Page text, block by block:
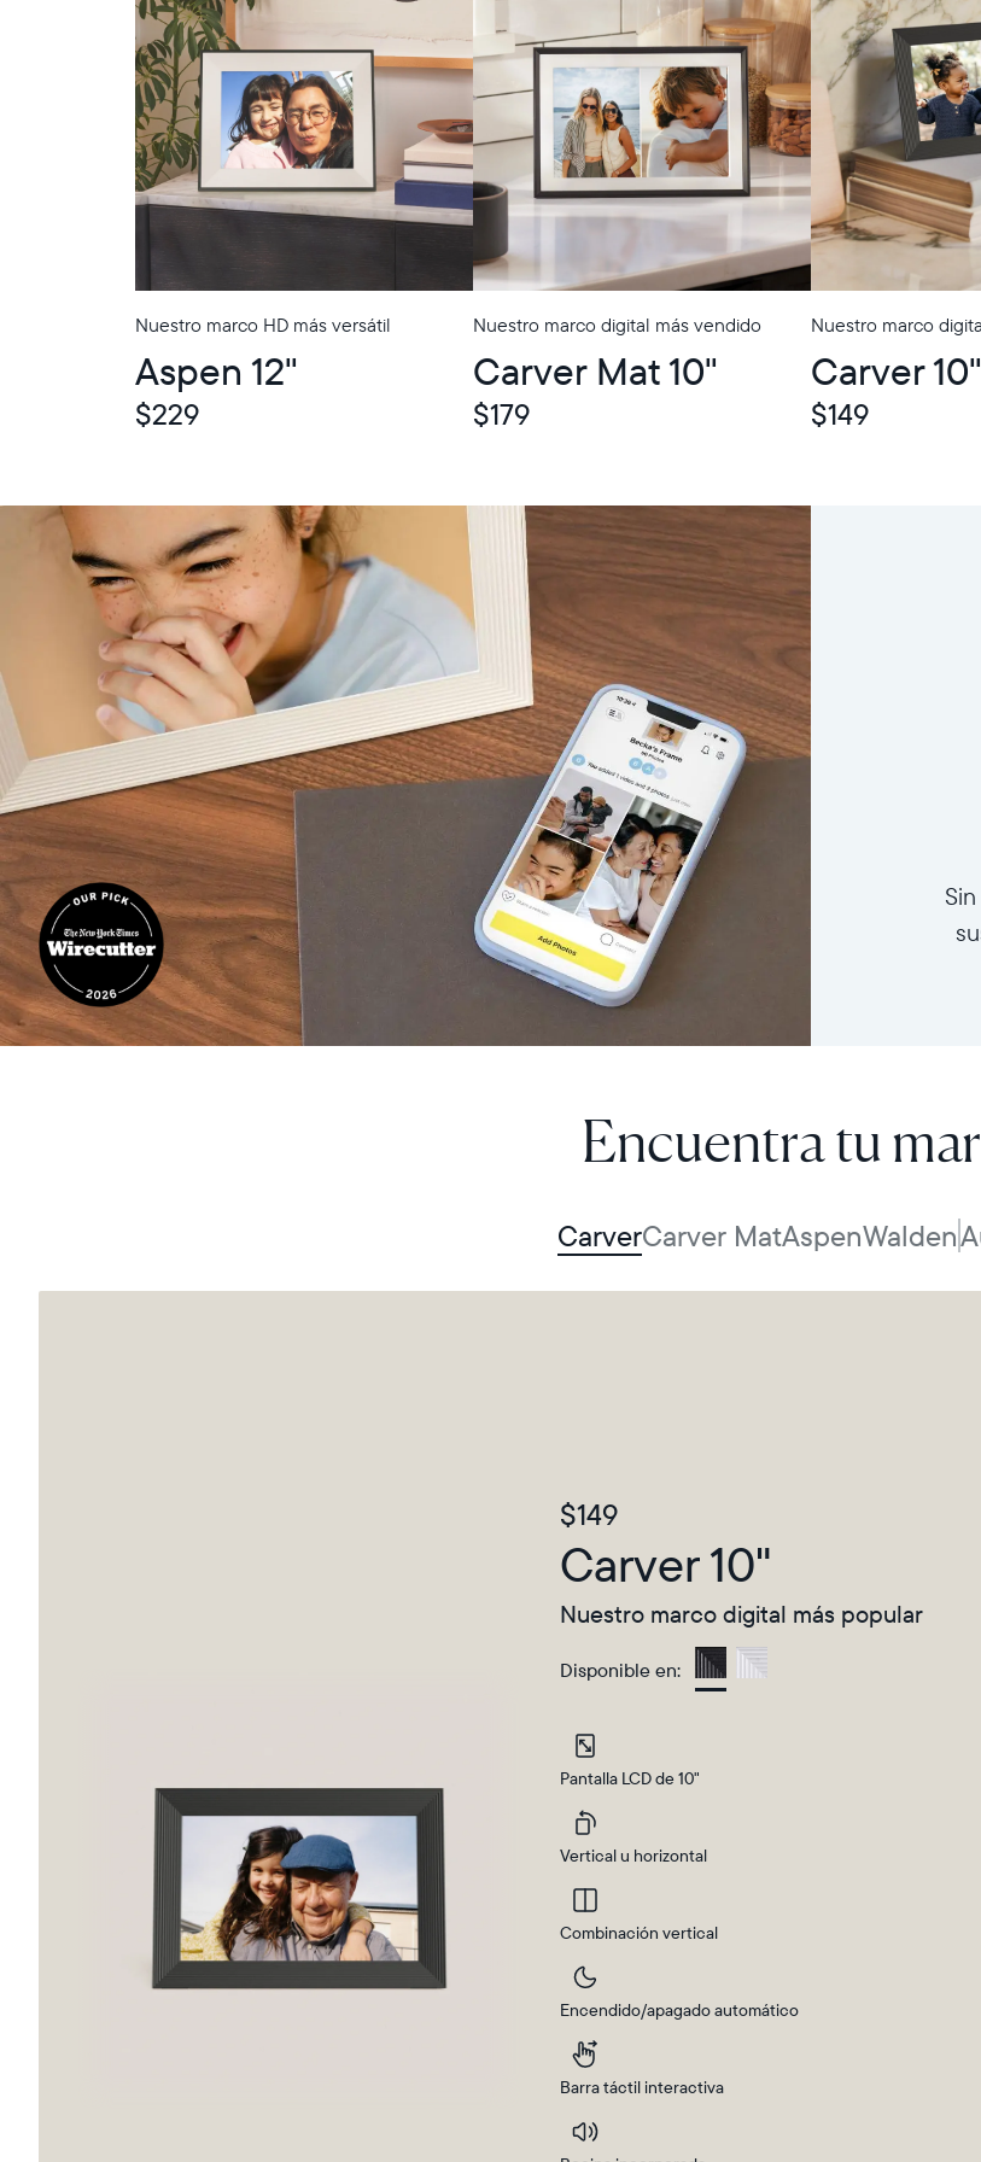
Actual:
United States
Nuestro marco HD más versátil
Aspen 12"
$229
In-Store Pickup Nuestro marco digital más vendido
Carver Mat 10"
$179
In-Store Pickup Nuestro marco
Carver 10"
$149
Encuentra tu
CarverCarver MatAspenWalden
$149
Carver 10"
Nuestro marco digital más popular
Disponible en:
Charcoal
Pantalla LCD de 10"
Vertical u horizontal
Combinación vertical
Encendido/apagado automático
Barra táctil interactiva